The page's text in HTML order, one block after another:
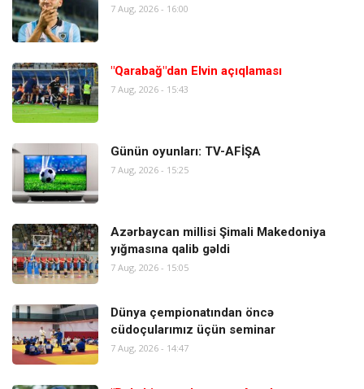
7 Aug, 2026 - 16:00
"Qarabağ"dan Elvin açıqlaması
7 Aug, 2026 - 15:43
Günün oyunları: TV-AFİŞA
7 Aug, 2026 - 15:25
Azərbaycan millisi Şimali Makedoniya
yığmasına qalib gəldi
7 Aug, 2026 - 15:05
Dünya çempionatından öncə
cüdoçularımız üçün seminar
7 Aug, 2026 - 14:47